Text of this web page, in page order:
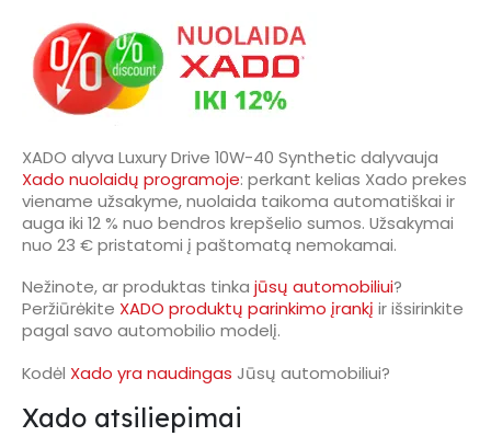
XADO alyva Luxury Drive 10W-40 Synthetic dalyvauja
Xado nuolaidų programoje: perkant kelias Xado prekes
viename užsakyme, nuolaida taikoma automatiškai ir
auga iki 12 % nuo bendros krepšelio sumos. Užsakymai
nuo 23 € pristatomi į paštomatą nemokamai.
Nežinote, ar produktas tinka jūsų automobiliui?
Peržiūrėkite XADO produktų parinkimo įrankį ir išsirinkite
pagal savo automobilio modelį.
Kodėl Xado yra naudingas Jūsų automobiliui?
Xado atsiliepimai